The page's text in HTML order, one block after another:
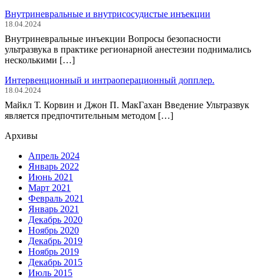
Внутриневральные и внутрисосудистые инъекции
18.04.2024
Внутриневральные инъекции Вопросы безопасности
ультразвука в практике регионарной анестезии поднимались
несколькими […]
Интервенционный и интраоперационный допплер.
18.04.2024
Майкл Т. Корвин и Джон П. МакГахан Введение Ультразвук
является предпочтительным методом […]
Архивы
Апрель 2024
Январь 2022
Июнь 2021
Март 2021
Февраль 2021
Январь 2021
Декабрь 2020
Ноябрь 2020
Декабрь 2019
Ноябрь 2019
Декабрь 2015
Июль 2015